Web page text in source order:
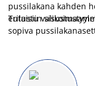
pussilakana kahden
erilaisiin
Tutustu
sopiva